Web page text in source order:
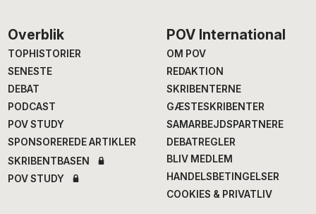
Footer
Overblik
TOPHISTORIER
SENESTE
DEBAT
PODCAST
POV STUDY
SPONSOREREDE ARTIKLER
SKRIBENTBASEN
POV STUDY
POV International
OM POV
REDAKTION
SKRIBENTERNE
GÆSTESKRIBENTER
SAMARBEJDSPARTNERE
DEBATREGLER
BLIV MEDLEM
HANDELSBETINGELSER
COOKIES & PRIVATLIV